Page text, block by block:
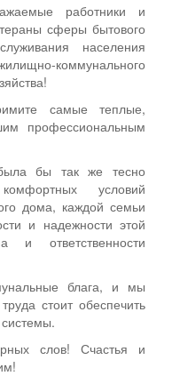
работники и
сферы бытового
населения
коммунального
самые теплые,
профессиональным
бы так же тесно
условий
дома, каждой семьи
и надежности этой
и ответственности
блага, и мы
стоит обеспечить
слов! Счастья и